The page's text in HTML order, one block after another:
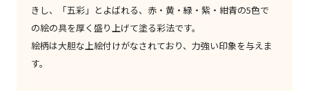
きし、「五彩」とよばれる、赤・黄・緑・紫・紺青の5色で
の絵の具を厚く盛り上げて塗る彩法です。
絵柄は大胆な上絵付けがなされており、力強い印象を与えま
す。